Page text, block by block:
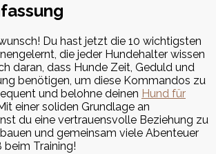
Du hast jetzt die 10 wichtigsten
die jeder Hundehalter wissen
daran, dass Hunde Zeit, Geduld und
benötigen, um diese Kommandos zu
und belohne deinen Hund für
einer soliden Grundlage an
du eine vertrauensvolle Beziehung zu
und gemeinsam viele Abenteuer
beim Training!